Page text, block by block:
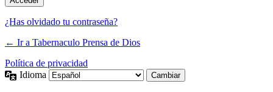
¿Has olvidado tu contraseña?
← Ir a Tabernaculo Prensa de Dios
Política de privacidad
Idioma